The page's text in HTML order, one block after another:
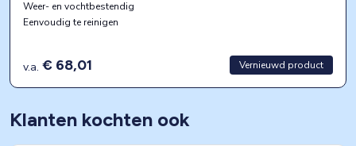
Weer- en vochtbestendig
Eenvoudig te reinigen
Vernieuwd product
v.a. € 68,01
Klanten kochten ook